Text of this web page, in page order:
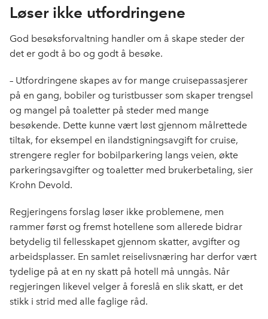
Løser ikke utfordringene
God besøksforvaltning handler om å skape steder der
det er godt å bo og godt å besøke.
– Utfordringene skapes av for mange cruisepassasjerer
på en gang, bobiler og turistbusser som skaper trengsel
og mangel på toaletter på steder med mange
besøkende. Dette kunne vært løst gjennom målrettede
tiltak, for eksempel en ilandstigningsavgift for cruise,
strengere regler for bobilparkering langs veien, økte
parkeringsavgifter og toaletter med brukerbetaling, sier
Krohn Devold.
Regjeringens forslag løser ikke problemene, men
rammer først og fremst hotellene som allerede bidrar
betydelig til fellesskapet gjennom skatter, avgifter og
arbeidsplasser. En samlet reiselivsnæring har derfor vært
tydelige på at en ny skatt på hotell må unngås. Når
regjeringen likevel velger å foreslå en slik skatt, er det
stikk i strid med alle faglige råd.